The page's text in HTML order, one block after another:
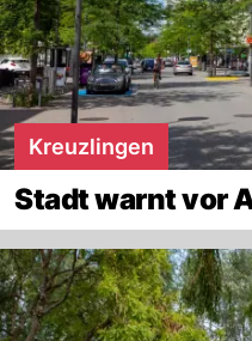
Kreuzlingen
Stadt warnt vor